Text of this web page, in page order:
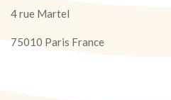
4 rue Martel
75010 Paris France